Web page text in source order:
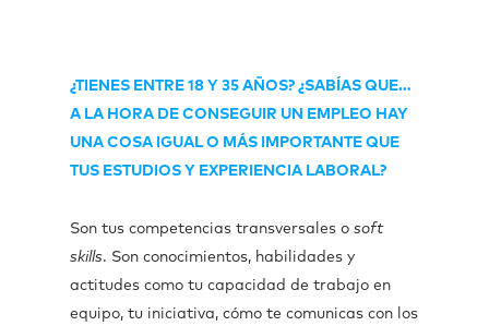
¿TIENES ENTRE 18 Y 35 AÑOS? ¿SABÍAS QUE…
A LA HORA DE CONSEGUIR UN EMPLEO HAY
UNA COSA IGUAL O MÁS IMPORTANTE QUE
TUS ESTUDIOS Y EXPERIENCIA LABORAL?
Son tus competencias transversales o soft
skills. Son conocimientos, habilidades y
actitudes como tu capacidad de trabajo en
equipo, tu iniciativa, cómo te comunicas con los